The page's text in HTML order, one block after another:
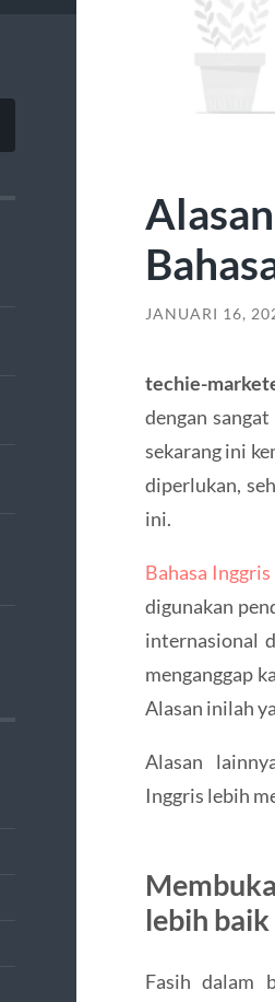
JANUARI 16,
techie-
dengan
sekarang ini
diperlukan,
ini.
Bahasa Inggris
digunakan
internasional
menganggap
Alasan inilah
Alasan
Inggris lebih
lebih baik
Fasih dalam